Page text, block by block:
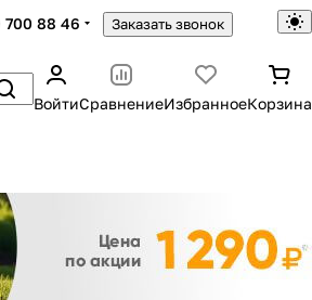
700 88 46 Заказать звонок
ВойтиСравнениеИзбранноеКорзина